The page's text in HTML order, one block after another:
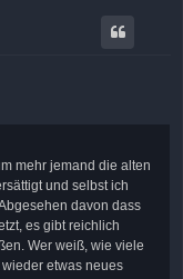
mehr jemand die alten
und selbst ich
davon dass
es gibt reichlich
Wer weiß, wie viele
etwas neues